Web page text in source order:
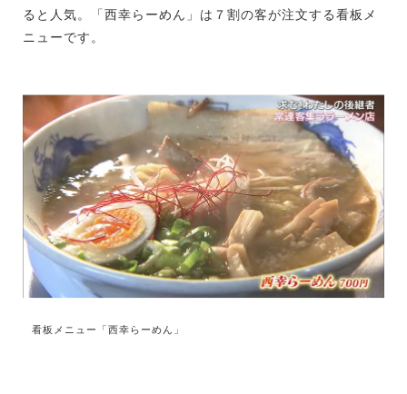
ると人気。「西幸らーめん」は７割の客が注文する看板メ
ニューです。
看板メニュー「西幸らーめん」